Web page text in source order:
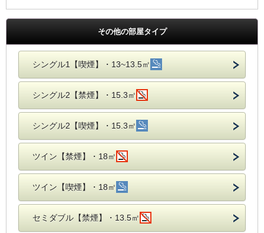
その他の部屋タイプ
シングル1【喫煙】・13~13.5㎡
シングル2【禁煙】・15.3㎡
シングル2【喫煙】・15.3㎡
ツイン【禁煙】・18㎡
ツイン【喫煙】・18㎡
セミダブル【禁煙】・13.5㎡